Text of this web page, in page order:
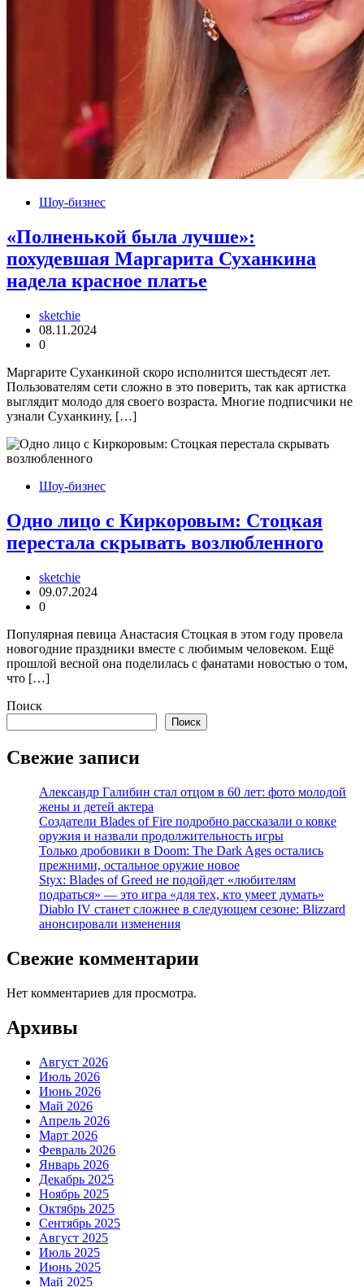
Шоу-бизнес
«Полненькой была лучше»:
похудевшая Маргарита Суханкина
надела красное платье
sketchie
08.11.2024
0
Маргарите Суханкиной скоро исполнится шестьдесят лет.
Пользователям сети сложно в это поверить, так как артистка
выглядит молодо для своего возраста. Многие подписчики не
узнали Суханкину, […]
Шоу-бизнес
Одно лицо с Киркоровым: Стоцкая
перестала скрывать возлюбленного
sketchie
09.07.2024
0
Популярная певица Анастасия Стоцкая в этом году провела
новогодние праздники вместе с любимым человеком. Ещё
прошлой весной она поделилась с фанатами новостью о том,
что […]
Поиск
Поиск
Свежие записи
Александр Галибин стал отцом в 60 лет: фото молодой
жены и детей актера
Создатели Blades of Fire подробно рассказали о ковке
оружия и назвали продолжительность игры
Только дробовики в Doom: The Dark Ages остались
прежними, остальное оружие новое
Styx: Blades of Greed не подойдет «любителям
подраться» — это игра «для тех, кто умеет думать»
Diablo IV станет сложнее в следующем сезоне: Blizzard
анонсировали изменения
Свежие комментарии
Нет комментариев для просмотра.
Архивы
Август 2026
Июль 2026
Июнь 2026
Май 2026
Апрель 2026
Март 2026
Февраль 2026
Январь 2026
Декабрь 2025
Ноябрь 2025
Октябрь 2025
Сентябрь 2025
Август 2025
Июль 2025
Июнь 2025
Май 2025